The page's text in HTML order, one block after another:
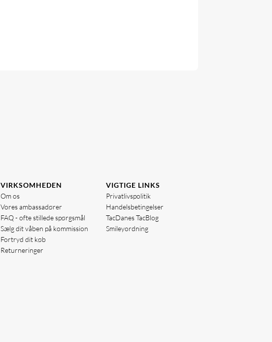
VIRKSOMHEDEN
Om os
Vores ambassadører
FAQ - ofte stillede spørgsmål
Sælg dit våben på kommission
Fortryd dit køb
Returneringer
VIGTIGE LINKS
Privatlivspolitik
Handelsbetingelser
TacDanes TacBlog
Smileyordning